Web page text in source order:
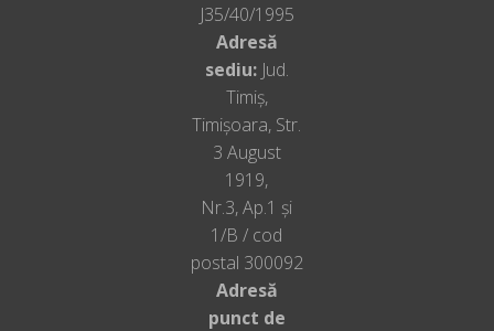
J35/40/1995
Adresă
sediu:Jud.
Timiș,
Timișoara, Str.
3 August
1919,
Nr.3, Ap.1 și
1/B / cod
postal 300092
Adresă
punct de